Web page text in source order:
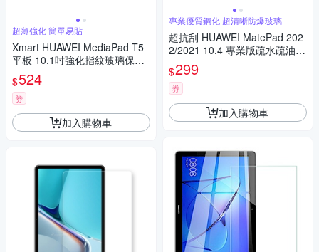
超薄強化 簡單易貼
Xmart HUAWEI MediaPad T5
平板 10.1吋強化指紋玻璃保護
貼
$524
券
加入購物車
專業優質鋼化 超清晰防爆玻璃
超抗刮 HUAWEI MatePad 202
2/2021 10.4 專業版疏水疏油9
H鋼化玻璃膜 平板玻璃貼
$299
券
加入購物車